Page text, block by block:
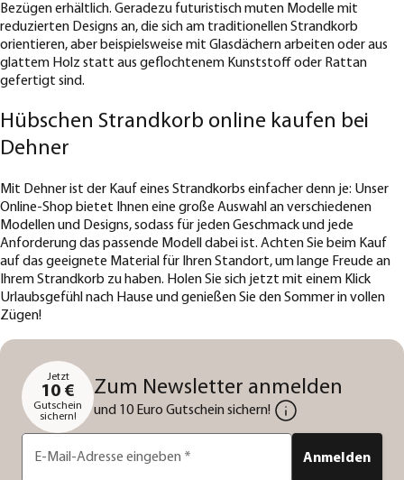
Bezügen erhältlich. Geradezu futuristisch muten Modelle mit
reduzierten Designs an, die sich am traditionellen Strandkorb
orientieren, aber beispielsweise mit Glasdächern arbeiten oder aus
glattem Holz statt aus geflochtenem Kunststoff oder Rattan
gefertigt sind.
Hübschen Strandkorb online kaufen bei
Dehner
Mit Dehner ist der Kauf eines Strandkorbs einfacher denn je: Unser
Online-Shop bietet Ihnen eine große Auswahl an verschiedenen
Modellen und Designs, sodass für jeden Geschmack und jede
Anforderung das passende Modell dabei ist. Achten Sie beim Kauf
auf das geeignete Material für Ihren Standort, um lange Freude an
Ihrem Strandkorb zu haben. Holen Sie sich jetzt mit einem Klick
Urlaubsgefühl nach Hause und genießen Sie den Sommer in vollen
Zügen!
Jetzt
10 €
Gutschein
sichern!
Zum Newsletter anmelden
und 10 Euro Gutschein sichern!
E-Mail-Adresse eingeben * Anmelden